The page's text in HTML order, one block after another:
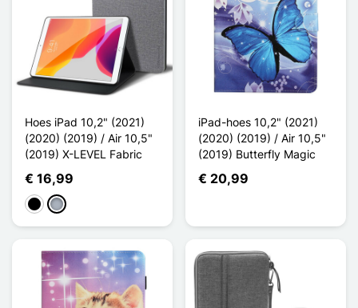
Hoes iPad 10,2" (2021)
(2020) (2019) / Air 10,5"
(2019) X-LEVEL Fabric
€ 16,99
ZwartGrijs
iPad-hoes 10,2" (2021)
(2020) (2019) / Air 10,5"
(2019) Butterfly Magic
€ 20,99